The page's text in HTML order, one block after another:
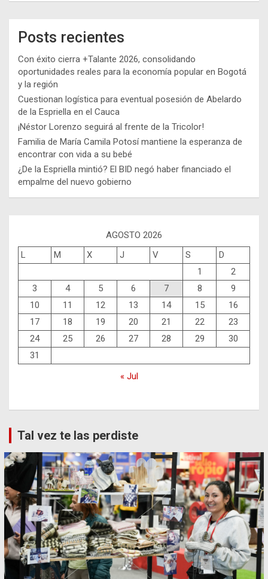
Posts recientes
Con éxito cierra +Talante 2026, consolidando
oportunidades reales para la economía popular en Bogotá
y la región
Cuestionan logística para eventual posesión de Abelardo
de la Espriella en el Cauca
¡Néstor Lorenzo seguirá al frente de la Tricolor!
Familia de María Camila Potosí mantiene la esperanza de
encontrar con vida a su bebé
¿De la Espriella mintió? El BID negó haber financiado el
empalme del nuevo gobierno
AGOSTO 2026
L
M X J V S
D
1
2
3
4 5 6 7 8
9
10
11 12 13 14 15
16
17
18 19 20 21 22
23
24
25 26 27 28 29
30
31
« Jul
Tal vez te las perdiste